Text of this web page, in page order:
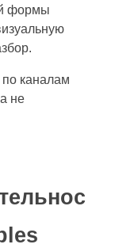
формы
каналам
не